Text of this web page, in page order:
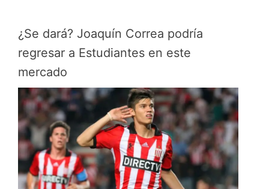
¿Se dará? Joaquín Correa podría
regresar a Estudiantes en este
mercado